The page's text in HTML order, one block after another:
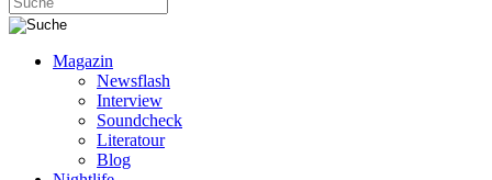
Magazin
Newsflash
Interview
Soundcheck
Literatour
Blog